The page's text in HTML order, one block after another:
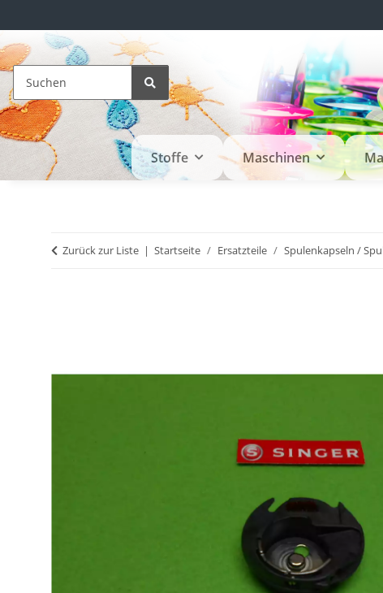
Stoffe Maschinen
Zurück zur Liste Startseite Ersatzteile Spulenkapseln /